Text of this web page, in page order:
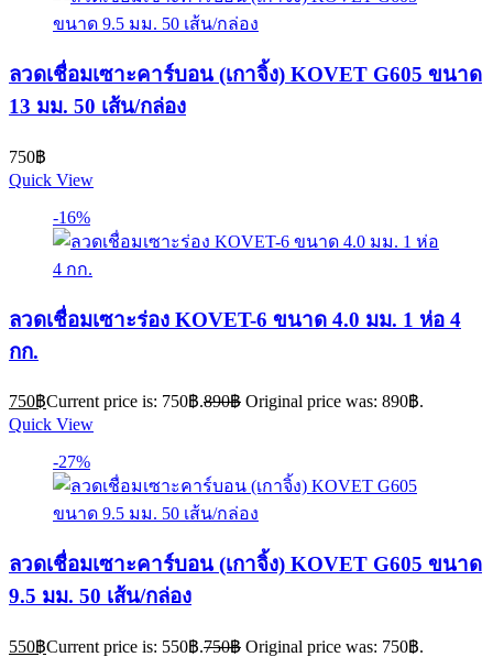
ลวดเชื่อมเซาะคาร์บอน (เกาจิ้ง) KOVET G605 ขนาด
13 มม. 50 เส้น/กล่อง
750฿
Quick View
-16%
ลวดเชื่อมเซาะร่อง KOVET-6 ขนาด 4.0 มม. 1 ห่อ 4
กก.
750฿Current price is: 750฿.890฿ Original price was: 890฿.
Quick View
-27%
ลวดเชื่อมเซาะคาร์บอน (เกาจิ้ง) KOVET G605 ขนาด
9.5 มม. 50 เส้น/กล่อง
550฿Current price is: 550฿.750฿ Original price was: 750฿.